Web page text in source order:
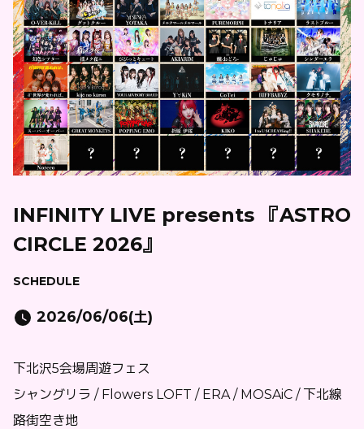
INFINITY LIVE presents 『ASTRO
CIRCLE 2026』
SCHEDULE
2026/06/06(土)
下北沢5会場周遊フェス
シャングリラ / Flowers LOFT / ERA / MOSAiC / 下北線
路街空き地